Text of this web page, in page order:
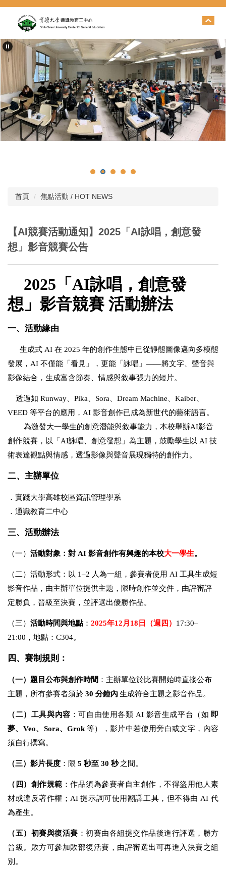
跳
要
內
容
首頁 焦點活動 / HOT NEWS
【AI競賽活動通知】2025「AI詠唱，創意發
想」影音競賽公告
2025 「 AI詠唱，創意發
想 」 影音競賽 活動辦法
一、活動緣由
生成式 AI 在 2025 年的創作生態中已從靜態圖像邁向多模態
發展， AI 不僅能「看見」，更能「詠唱」 ——將文字、聲音與
影像結合，生成富含節奏、情感與敘事張力的短片。
透過如 Runway、 Pika、 Sora、 Dream Machine、 Kaiber、
VEED 等平台的應用， AI 影音創作已成為新世代的藝術語言。
為激發大一學生的創意潛能與敘事能力，本校舉辦AI影音
創作競賽，以「 AI詠唱、創意發想」為主題，鼓勵學生以 AI 技
術表達觀點與情感，透過影像與聲音展現獨特的創作力。
二、主辦單位
．實踐大學高雄校區資訊管理學系
．通識教育二中心
三、活動辦法
（一） 活動對象：對 AI 影音創作有興趣的本校大一學生。
（二）活動形式：以 1–2 人為一組，參賽者使用 AI 工具生成短
影音作品，由主辦單位提供主題，限時創作並交件，由評審評
定勝負，晉級至決賽，並評選出優勝作品。
（三） 活動時間與地點 ： 2025年12 月 18 日（週四） 17:30–
21:00 ，地點： C304。
四、賽制規則：
（一）題目公布與創作時間 ：主辦單位於比賽開始時直接公布
主題，所有參賽者須於 30 分鐘內 生成符合主題之影音作品。
（二）工具與內容 ：可自由使用各類 AI 影音生成平台（如 即
夢、 Veo、 Sora、Grok 等），影片中若使用旁白或文字，內容
須自行撰寫。
（三）影片長度 ：限 5 秒至 30 秒 之間。
（四）創作規範 ：作品須為參賽者自主創作，不得盜用他人素
材或違反著作權； AI提示詞可使用翻譯工具，但不得由 AI代
為產生。
（五）初賽與復活賽 ：初賽由各組提交作品後進行評選，勝方
晉級。敗方可參加敗部復活賽，由評審選出可再進入決賽之組
別。